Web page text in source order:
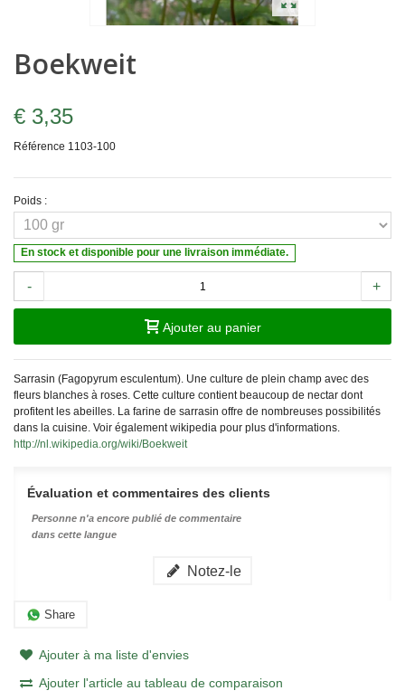
Boekweit
€ 3,35
Référence 1103-100
Poids :
En stock et disponible pour une livraison immédiate.
- +
Ajouter au panier
Sarrasin (Fagopyrum esculentum). Une culture de plein champ avec des
fleurs blanches à roses. Cette culture contient beaucoup de nectar dont
profitent les abeilles. La farine de sarrasin offre de nombreuses possibilités
dans la cuisine. Voir également wikipedia pour plus d'informations.
http://nl.wikipedia.org/wiki/Boekweit
Évaluation et commentaires des clients
Personne n'a encore publié de commentaire
dans cette langue
Notez-le
Share
Ajouter à ma liste d'envies
Ajouter l'article au tableau de comparaison